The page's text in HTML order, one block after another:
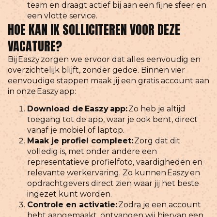
team en draagt actief bij aan een fijne sfeer en
een vlotte service.
HOE KAN IK SOLLICITEREN VOOR DEZE
VACATURE?
Bij Easzy zorgen we ervoor dat alles eenvoudig en
overzichtelijk blijft, zonder gedoe. Binnen vier
eenvoudige stappen maak jij een gratis account aan
in onze Easzy app:
Download de Easzy app:Zo heb je altijd
toegang tot de app, waar je ook bent, direct
vanaf je mobiel of laptop.
Maak je profiel compleet:Zorg dat dit
volledig is, met onder andere een
representatieve profielfoto, vaardigheden en
relevante werkervaring. Zo kunnen Easzy en
opdrachtgevers direct zien waar jij het beste
ingezet kunt worden.
Controle en activatie:Zodra je een account